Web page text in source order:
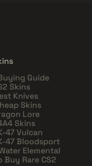
Guide
Skins
Knives
Skins
Lore
Skins
47 Vulcan
47 Bloodsport
Elemental
Buy Rare CS2